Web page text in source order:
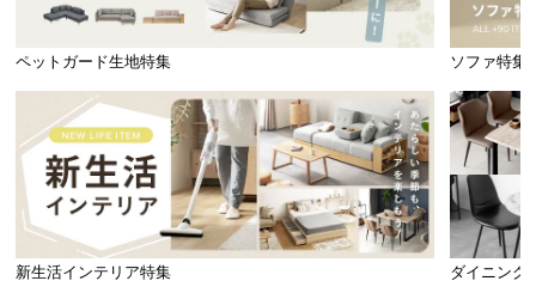
ペットガード生地特集 ソファ特集
新生活インテリア特集 ダイニング